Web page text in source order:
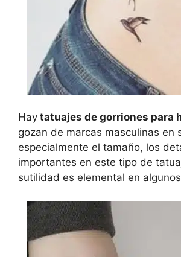
Hay tatuajes de gorriones para
gozan de marcas masculinas en
especialmente el tamaño, los
importantes en este tipo de
sutilidad es elemental en